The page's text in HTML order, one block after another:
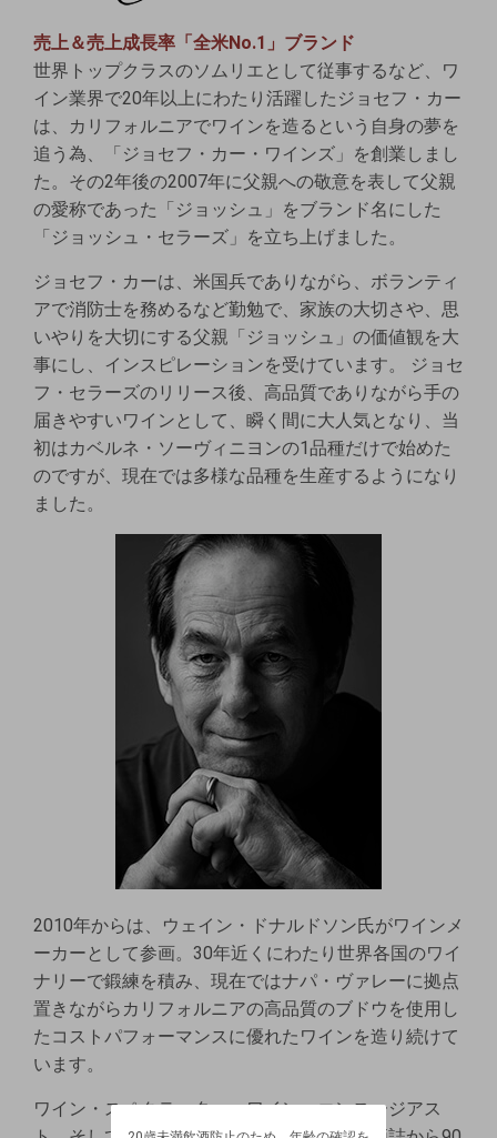
売上＆売上成長率「全米No.1」ブランド
世界トップクラスのソムリエとして従事するなど、ワ
イン業界で20年以上にわたり活躍したジョセフ・カー
は、カリフォルニアでワインを造るという自身の夢を
追う為、「ジョセフ・カー・ワインズ」を創業しまし
た。その2年後の2007年に父親への敬意を表して父親
の愛称であった「ジョッシュ」をブランド名にした
「ジョッシュ・セラーズ」を立ち上げました。
ジョセフ・カーは、米国兵でありながら、ボランティ
アで消防士を務めるなど勤勉で、家族の大切さや、思
いやりを大切にする父親「ジョッシュ」の価値観を大
事にし、インスピレーションを受けています。 ジョセ
フ・セラーズのリリース後、高品質でありながら手の
届きやすいワインとして、瞬く間に大人気となり、当
初はカベルネ・ソーヴィニヨンの1品種だけで始めた
のですが、現在では多様な品種を生産するようになり
ました。
2010年からは、ウェイン・ドナルドソン氏がワインメ
ーカーとして参画。30年近くにわたり世界各国のワイ
ナリーで鍛練を積み、現在ではナパ・ヴァレーに拠点
置きながらカリフォルニアの高品質のブドウを使用し
たコストパフォーマンスに優れたワインを造り続けて
います。
ワイン・スペクテーター、ワイン・エンスージアス
20歳未満飲酒防止のため、年齢の確認を